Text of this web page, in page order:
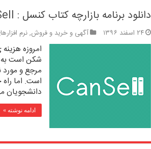
دانلود برنامه بازارچه کتاب کنسل : CanSell
۲۴ اسفند ۱۳۹۶ آگهی و خرید و فروش,نرم
امروزه
شکن است به
مرجع و مورد
است. اما
دانشجویان
ادامه نوشته »